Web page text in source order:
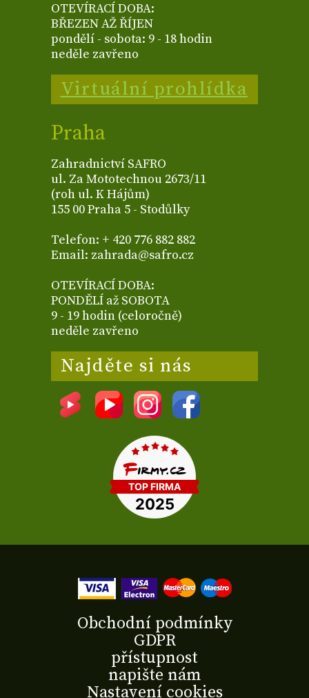
OTEVÍRACÍ DOBA:
BŘEZEN AŽ ŘÍJEN
pondělí - sobota: 9 - 18 hodin
neděle zavřeno
Virtuální prohlídka
Praha
Zahradnictví SAFRO
ul. Za Mototechnou 2673/11
(roh ul. K Hájům)
155 00 Praha 5 - Stodůlky
Telefon: + 420 776 882 882
Email: zahrada@safro.cz
OTEVÍRACÍ DOBA:
PONDĚLÍ až SOBOTA
9 - 19 hodin (celoročně)
neděle zavřeno
Najděte si nás
Obchodní podmínky
GDPR
přístupnost
napište nám
Nastavení cookies